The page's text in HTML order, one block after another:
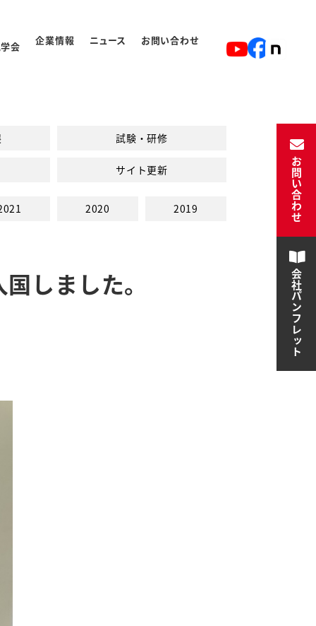
会 企業情報 ニュース お問い合わせ
試験・研修
サイト更新
2020 2019
しました。
お問い合わせ
会社パンフレット